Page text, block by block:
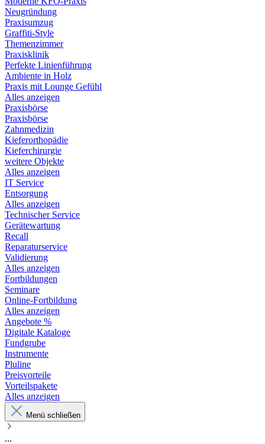
Neugründung
Praxisumzug
Graffiti-Style
Themenzimmer
Praxisklinik
Perfekte Linienführung
Ambiente in Holz
Praxis mit Lounge Gefühl
Alles anzeigen
Praxisbörse
Praxisbörse
Zahnmedizin
Kieferorthopädie
Kieferchirurgie
weitere Objekte
Alles anzeigen
IT Service
Entsorgung
Alles anzeigen
Technischer Service
Gerätewartung
Recall
Reparaturservice
Validierung
Alles anzeigen
Fortbildungen
Seminare
Online-Fortbildung
Alles anzeigen
Angebote %
Digitale Kataloge
Fundgrube
Instrumente
Pluline
Preisvorteile
Vorteilspakete
Alles anzeigen
Menü schließen
...